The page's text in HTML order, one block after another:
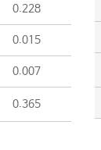
0.228
0.015
0.007
0.365